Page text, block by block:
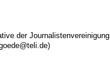
der Journalistenvereinigung